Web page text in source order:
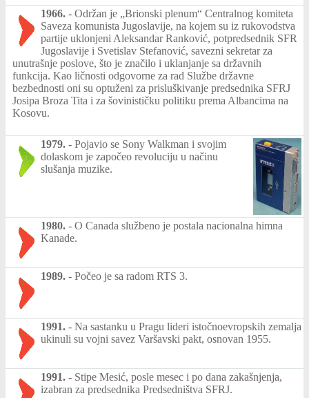
1966. - Održan je „Brionski plenum“ Centralnog komiteta
Saveza komunista Jugoslavije, na kojem su iz rukovodstva
partije uklonjeni Aleksandar Ranković, potpredsednik SFR
Jugoslavije i Svetislav Stefanović, savezni sekretar za
unutrašnje poslove, što je značilo i uklanjanje sa državnih
funkcija. Kao ličnosti odgovorne za rad Službe državne
bezbednosti oni su optuženi za prisluškivanje predsednika SFRJ
Josipa Broza Tita i za šovinističku politiku prema Albancima na
Kosovu.
1979. - Pojavio se Sony Walkman i svojim
dolaskom je započeo revoluciju u načinu
slušanja muzike.
1980. - O Canada službeno je postala nacionalna himna
Kanade.
1989. - Počeo je sa radom RTS 3.
1991. - Na sastanku u Pragu lideri istočnoevropskih zemalja
ukinuli su vojni savez Varšavski pakt, osnovan 1955.
1991. - Stipe Mesić, posle mesec i po dana zakašnjenja,
izabran za predsednika Predsedništva SFRJ.